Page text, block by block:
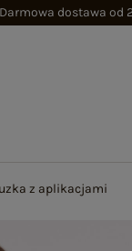
Darmowa dostawa od
z aplikacjami